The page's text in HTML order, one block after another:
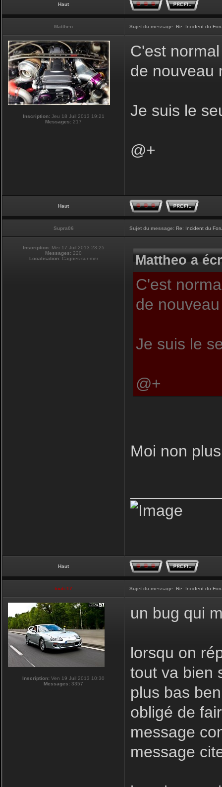
Haut
Mattheo Sujet du message: Re: Incident du
Inscription:Jeu 18 Juil 2013 19:21
Messages: 217
C'est
de nouveau
Je suis le
@+
Haut
Supra06 Sujet du message: Re: Incident du
Inscription: Mer 17 Juil 2013 23:25
Messages: 220
Localisation:Cagnes-sur-mer Mattheo a
C'est
de
Je suis le
@+
Moi non
Haut
touti-17 Sujet du message: Re: Incident du
Inscription: Ven 19 Juil 2013 10:30
Messages: 3357
un bug qui
lorsqu on
tout va bien
plus bas
obligé de
message
message